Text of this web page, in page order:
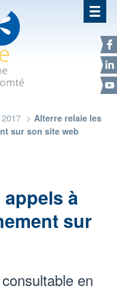
Bourgogne Franche-
Alterre relaie les
sur son site web
à
sur
en